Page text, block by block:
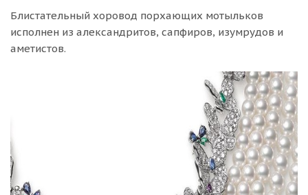
Блистательный хоровод порхающих мотыльков
исполнен из александритов, сапфиров, изумрудов и
аметистов.